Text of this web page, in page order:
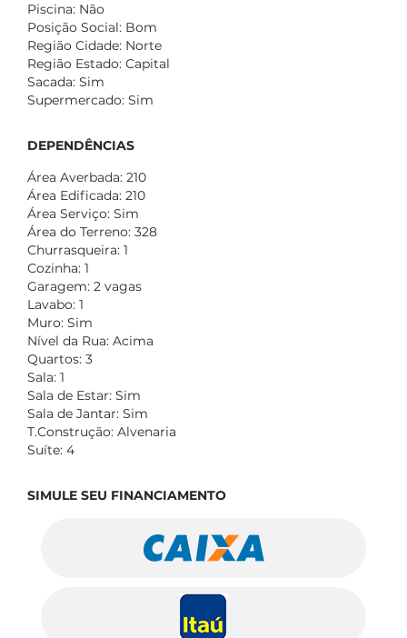
Piscina: Não
Posição Social: Bom
Região Cidade: Norte
Região Estado: Capital
Sacada: Sim
Supermercado: Sim
DEPENDÊNCIAS
Área Averbada: 210
Área Edificada: 210
Área Serviço: Sim
Área do Terreno: 328
Churrasqueira: 1
Cozinha: 1
Garagem: 2 vagas
Lavabo: 1
Muro: Sim
Nível da Rua: Acima
Quartos: 3
Sala: 1
Sala de Estar: Sim
Sala de Jantar: Sim
T.Construção: Alvenaria
Suíte: 4
SIMULE SEU FINANCIAMENTO